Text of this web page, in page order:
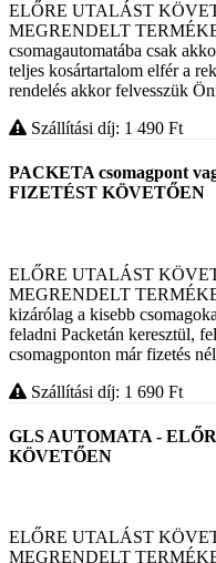
ELŐRE UTALÁST
MEGRENDELT
csomagautomatába csak
teljes kosártartalom elfér a
rendelés akkor felvesszük
Szállítási díj: 1 490 Ft
PACKETA csomagpont
FIZETÉST KÖVETŐEN
ELŐRE UTALÁST
MEGRENDELT
kizárólag a kisebb
feladni Packetán keresztül,
csomagponton már fizetés
Szállítási díj: 1 690 Ft
GLS AUTOMATA -
KÖVETŐEN
ELŐRE UTALÁST
MEGRENDELT